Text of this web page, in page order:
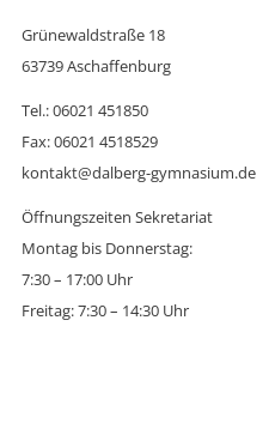
Grünewaldstraße 18
63739 Aschaffenburg
Tel.: 06021 451850
Fax: 06021 4518529
kontakt@dalberg-gymnasium.de
Öffnungszeiten Sekretariat
Montag bis Donnerstag:
7:30 – 17:00 Uhr
Freitag: 7:30 – 14:30 Uhr